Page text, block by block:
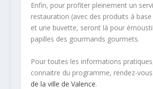
Enfin, pour profiter pleinement un
restauration (avec des produits à
et une buvette, seront là pour
papilles des gourmands gourmets.
Pour toutes les informations
connaitre du programme, rendez-vous
de la ville de Valence.